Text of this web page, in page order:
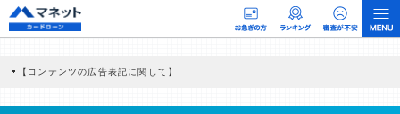
【コンテンツの広告表記に関して】